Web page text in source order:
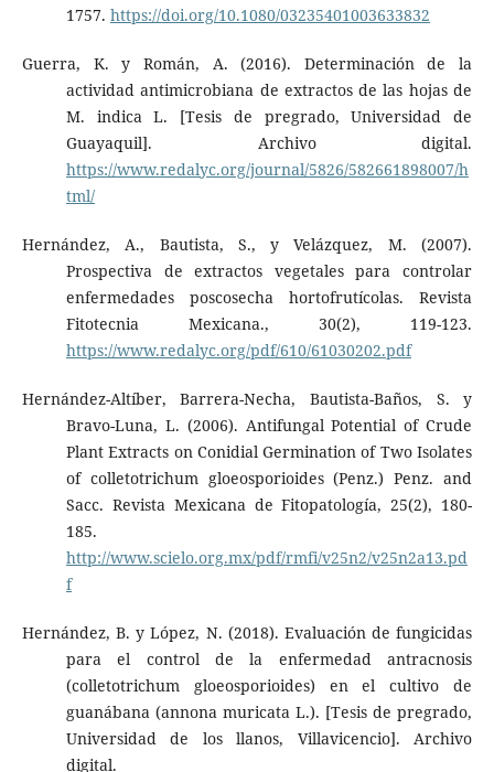
1757. https://doi.org/10.1080/03235401003633832
Guerra, K. y Román, A. (2016). Determinación de la
actividad antimicrobiana de extractos de las hojas de
M. indica L. [Tesis de pregrado, Universidad de
Guayaquil]. Archivo digital.
https://www.redalyc.org/journal/5826/582661898007/h
tml/
Hernández, A., Bautista, S., y Velázquez, M. (2007).
Prospectiva de extractos vegetales para controlar
enfermedades poscosecha hortofrutícolas. Revista
Fitotecnia Mexicana., 30(2), 119-123.
https://www.redalyc.org/pdf/610/61030202.pdf
Hernández-Altíber, Barrera-Necha, Bautista-Baños, S. y
Bravo-Luna, L. (2006). Antifungal Potential of Crude
Plant Extracts on Conidial Germination of Two Isolates
of colletotrichum gloeosporioides (Penz.) Penz. and
Sacc. Revista Mexicana de Fitopatología, 25(2), 180-
185.
http://www.scielo.org.mx/pdf/rmfi/v25n2/v25n2a13.pd
f
Hernández, B. y López, N. (2018). Evaluación de fungicidas
para el control de la enfermedad antracnosis
(colletotrichum gloeosporioides) en el cultivo de
guanábana (annona muricata L.). [Tesis de pregrado,
Universidad de los llanos, Villavicencio]. Archivo
digital.